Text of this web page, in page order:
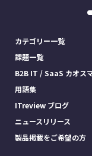
カテゴリー一覧
課題一覧
B2B IT / SaaS カオス
用語集
ITreview ブログ
ニュースリリース
製品掲載をご希望の方